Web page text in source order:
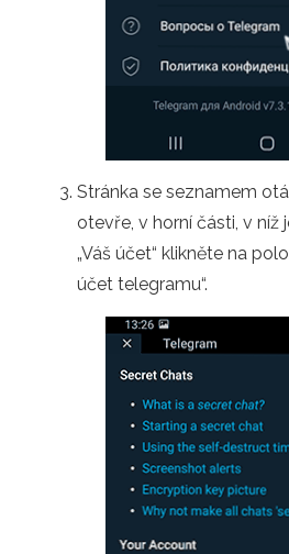
Stránka se seznamem
otevře, v horní části, v níž
„Váš účet“ klikněte na
účet telegramu“.